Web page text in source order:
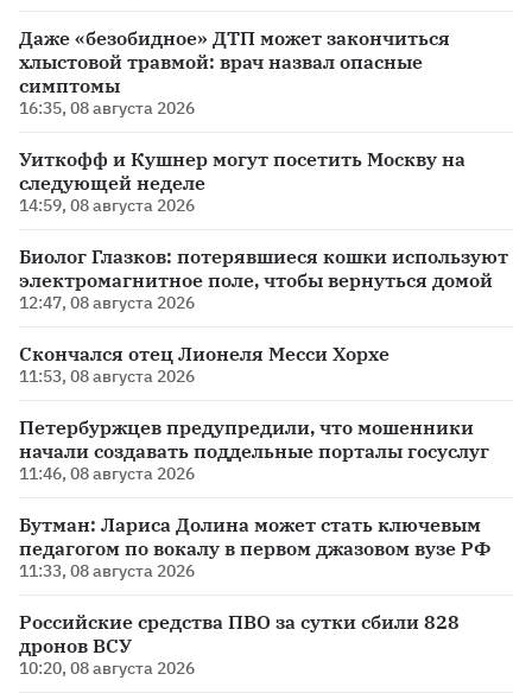
Даже «безобидное» ДТП может закончиться
хлыстовой травмой: врач назвал опасные
симптомы
16:35, 08 августа 2026
Уиткофф и Кушнер могут посетить Москву на
следующей неделе
14:59, 08 августа 2026
Биолог Глазков: потерявшиеся кошки используют
электромагнитное поле, чтобы вернуться домой
12:47, 08 августа 2026
Скончался отец Лионеля Месси Хорхе
11:53, 08 августа 2026
Петербуржцев предупредили, что мошенники
начали создавать поддельные порталы госуслуг
11:46, 08 августа 2026
Бутман: Лариса Долина может стать ключевым
педагогом по вокалу в первом джазовом вузе РФ
11:33, 08 августа 2026
Российские средства ПВО за сутки сбили 828
дронов ВСУ
10:20, 08 августа 2026